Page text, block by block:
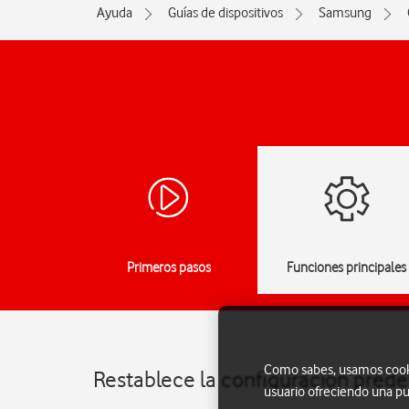
Ayuda Guías de dispositivos Samsung
Primeros pasos Funciones principales
Restablece la configuración
Como sabes, usamos
usuario ofreciendo una